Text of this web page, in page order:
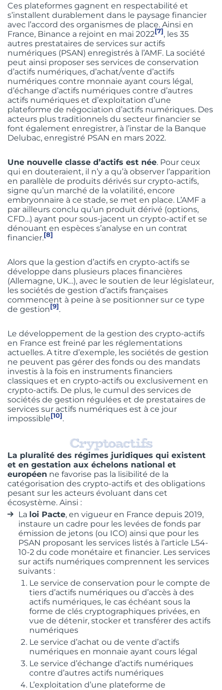
Ces plateformes gagnent en respectabilité et
s’installent durablement dans le paysage financier
avec l’accord des organismes de place. Ainsi en
France, Binance a rejoint en mai 2022[7], les 35
autres prestataires de services sur actifs
numériques (PSAN) enregistrés à l’AMF. La société
peut ainsi proposer ses services de conservation
d’actifs numériques, d’achat/vente d’actifs
numériques contre monnaie ayant cours légal,
d’échange d’actifs numériques contre d’autres
actifs numériques et d’exploitation d’une
plateforme de négociation d’actifs numériques. Des
acteurs plus traditionnels du secteur financier se
font également enregistrer, à l’instar de la Banque
Delubac, enregistré PSAN en mars 2022.
Une nouvelle classe d’actifs est née. Pour ceux
qui en douteraient, il n’y a qu’à observer l’apparition
en parallèle de produits dérivés sur crypto-actifs,
signe qu’un marché de la volatilité, encore
embryonnaire à ce stade, se met en place. L’AMF a
par ailleurs conclu qu’un produit dérivé (options,
CFD…) ayant pour sous-jacent un crypto-actif et se
dénouant en espèces s’analyse en un contrat
financier.[8]
Alors que la gestion d’actifs en crypto-actifs se
développe dans plusieurs places financières
(Allemagne, UK…), avec le soutien de leur législateur,
les sociétés de gestion d’actifs françaises
commencent à peine à se positionner sur ce type
de gestion[9].
Le développement de la gestion des crypto-actifs
en France est freiné par les réglementations
actuelles. A titre d’exemple, les sociétés de gestion
ne peuvent pas gérer des fonds ou des mandats
investis à la fois en instruments financiers
classiques et en crypto-actifs ou exclusivement en
crypto-actifs. De plus, le cumul des services de
sociétés de gestion régulées et de prestataires de
services sur actifs numériques est à ce jour
impossible[10].
La pluralité des régimes juridiques qui existent
et en gestation aux échelons national et
européen ne favorise pas la lisibilité de la
catégorisation des crypto-actifs et des obligations
pesant sur les acteurs évoluant dans cet
écosystème. Ainsi :
La loi Pacte, en vigueur en France depuis 2019,
instaure un cadre pour les levées de fonds par
émission de jetons (ou ICO) ainsi que pour les
PSAN proposant les services listés à l’article L54-
10-2 du code monétaire et financier. Les services
sur actifs numériques comprennent les services
suivants :
Le service de conservation pour le compte de
tiers d’actifs numériques ou d’accès à des
actifs numériques, le cas échéant sous la
forme de clés cryptographiques privées, en
vue de détenir, stocker et transférer des actifs
numériques
Le service d’achat ou de vente d’actifs
numériques en monnaie ayant cours légal
Le service d’échange d’actifs numériques
contre d’autres actifs numériques
L’exploitation d’une plateforme de